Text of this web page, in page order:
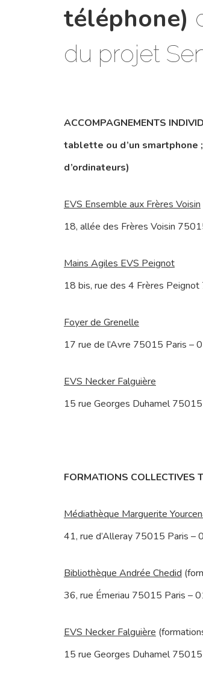
téléphone)
du projet
ACCOMPAGNEMENTS
tablette ou d’un smartphone
d’ordinateurs)
EVS Ensemble aux Frères Voisin
18, allée des Frères Voisin
Mains Agiles EVS Peignot
18 bis, rue des 4 Frères
Foyer de Grenelle
17 rue de l’Avre 75015 Paris –
EVS Necker Falguière
15 rue Georges Duhamel
FORMATIONS COLLECTIVES
Médiathèque Marguerite
41, rue d’Alleray 75015 Paris
Bibliothèque Andrée Chedid
36, rue Émeriau 75015 Paris –
EVS Necker Falguière
15 rue Georges Duhamel